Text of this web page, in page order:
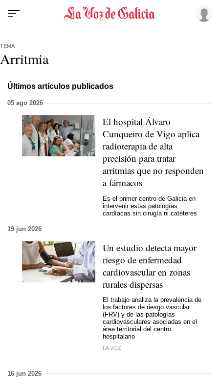
TEMA
Arritmia
Últimos artículos publicados
05 ago 2026
El hospital Álvaro
Cunqueiro de Vigo aplica
radioterapia de alta
precisión para tratar
arritmias que no responden
a fármacos
Es el primer centro de Galicia en
intervenir estas patologías
cardíacas sin cirugía ni catéteres
19 jun 2026
Un estudio detecta mayor
riesgo de enfermedad
cardiovascular en zonas
rurales dispersas
El trabajo analiza la prevalencia de
los factores de riesgo vascular
(FRV) y de las patologías
cardiovasculares asociadas en el
área territorial del centro
hospitalario
LA VOZ
16 jun 2026